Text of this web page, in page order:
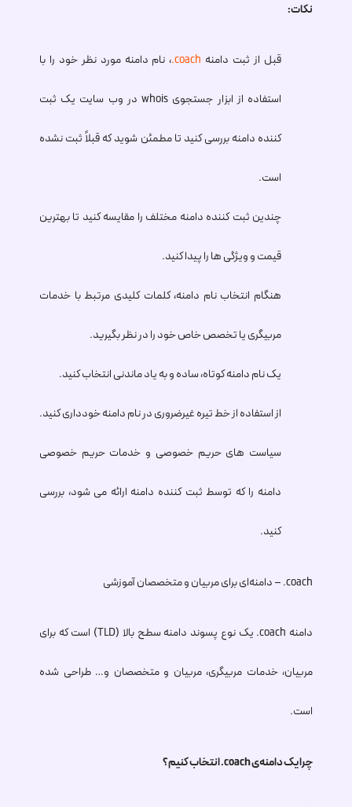
نکات:
قبل از ثبت دامنه .coach، نام دامنه مورد نظر خود را با
استفاده از ابزار جستجوی whois در وب سایت یک ثبت
کننده دامنه بررسی کنید تا مطمئن شوید که قبلاً ثبت نشده
است.
چندین ثبت کننده دامنه مختلف را مقایسه کنید تا بهترین
قیمت و ویژگی ها را پیدا کنید.
هنگام انتخاب نام دامنه، کلمات کلیدی مرتبط با خدمات
مربیگری یا تخصص خاص خود را در نظر بگیرید.
یک نام دامنه کوتاه، ساده و به یاد ماندنی انتخاب کنید.
از استفاده از خط تیره غیرضروری در نام دامنه خودداری کنید.
سیاست های حریم خصوصی و خدمات حریم خصوصی
دامنه را که توسط ثبت کننده دامنه ارائه می شود، بررسی
کنید.
.coach– دامنه‌ای برای مربیان و متخصصان آموزشی
دامنه .coach یک نوع پسوند دامنه سطح بالا (TLD) است که برای
مربیان، خدمات مربیگری، مربیان و متخصصان و… طراحی شده
است.
چرا یک دامنه‌ی.coachانتخاب کنیم؟